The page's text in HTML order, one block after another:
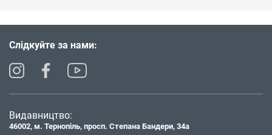
Слідкуйте за нами:
Видавництво:
46002, м. Тернопіль, просп. Степана Бандери, 34а